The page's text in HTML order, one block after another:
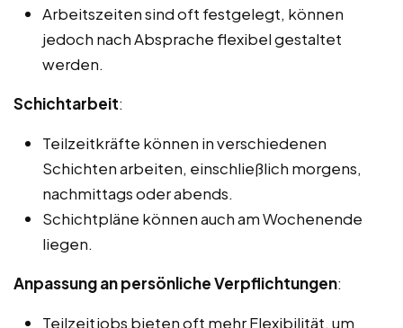
Arbeitszeiten sind oft festgelegt, können
jedoch nach Absprache flexibel gestaltet
werden.
Schichtarbeit:
Teilzeitkräfte können in verschiedenen
Schichten arbeiten, einschließlich morgens,
nachmittags oder abends.
Schichtpläne können auch am Wochenende
liegen.
Anpassung an persönliche Verpflichtungen:
Teilzeitjobs bieten oft mehr Flexibilität, um